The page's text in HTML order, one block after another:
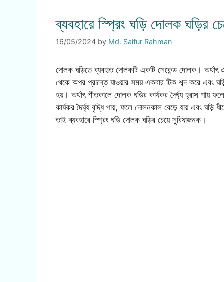
ব্যবহারে স্প্রিং ঘড়ি দোলক ঘড়ির
16/05/2024 by Md. Saifur Rahman
দোলক ঘড়িতে ব্যবহৃত দোলকটি একটি সেকেন্ড দোলক।
থেকে অপর প্রান্তে যাওয়ার সময় একবার টিক শব্দ করে এবং
হয়। অর্থাৎ শীতকালে দোলক ঘড়ির কার্যকর দৈর্ঘ্য হ্রাস
কার্যকর দৈর্ঘ্য বৃদ্ধি পায়, ফলে দোলনকাল বেড়ে যায় এবং
তাই ব্যবহারে স্প্রিং ঘড়ি দোলক ঘড়ির চেয়ে সুবিধাজনক।